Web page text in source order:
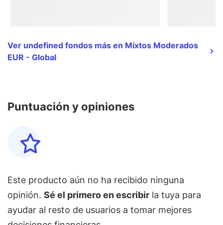
Ver undefined fondos más en Mixtos Moderados
EUR - Global
Puntuación y opiniones
Este producto aún no ha recibido ninguna
opinión. Sé el primero en escribir la tuya para
ayudar al resto de usuarios a tomar mejores